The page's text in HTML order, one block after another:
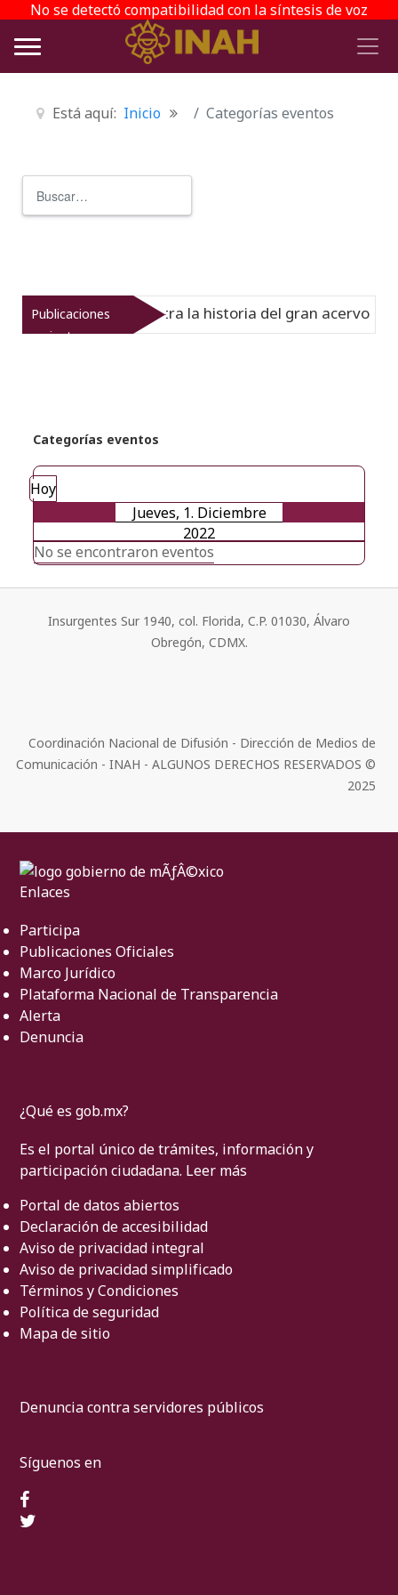
No se detectó compatibilidad con la síntesis de voz
Está aquí: Inicio Categorías eventos
Publicaciones
recientes
del Virreinato muestra la historia del gran acervo
Categorías eventos
Hoy
Jueves, 1. Diciembre
2022
No se encontraron eventos
Insurgentes Sur 1940, col. Florida, C.P. 01030, Álvaro
Obregón, CDMX.
Coordinación Nacional de Difusión - Dirección de Medios de
Comunicación - INAH - ALGUNOS DERECHOS RESERVADOS ©
2025
Enlaces
Participa
Publicaciones Oficiales
Marco Jurídico
Plataforma Nacional de Transparencia
Alerta
Denuncia
¿Qué es gob.mx?
Es el portal único de trámites, información y
participación ciudadana. Leer más
Portal de datos abiertos
Declaración de accesibilidad
Aviso de privacidad integral
Aviso de privacidad simplificado
Términos y Condiciones
Política de seguridad
Mapa de sitio
Denuncia contra servidores públicos
Síguenos en